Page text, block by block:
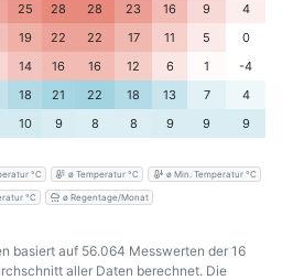
25 28 28 23 16 9
4
19 22 22 17 11 5
0
14 16 16 12 6 1
-4
18 21 22 18 13 7
4
10 9 8 8 9 9 9
°C ø Temperatur °C ø Min. Temperatur °C
°C ø Regentage/Monat
basiert auf 56.064 Messwerten der 16
aller Daten berechnet. Die